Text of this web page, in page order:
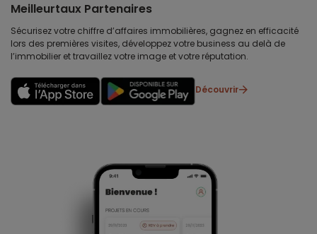
Meilleurtaux Partenaires
Sécurisez votre chiffre d’affaires immobilières, gagnez en efficacité
lors des premières visites, développez votre business au delà de
l’immobilier et travaillez votre image et votre réputation.
Découvrir